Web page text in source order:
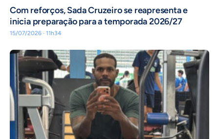
Com reforços, Sada Cruzeiro se reapresenta e
inicia preparação para a temporada 2026/27
15/07/2026 · 11h34